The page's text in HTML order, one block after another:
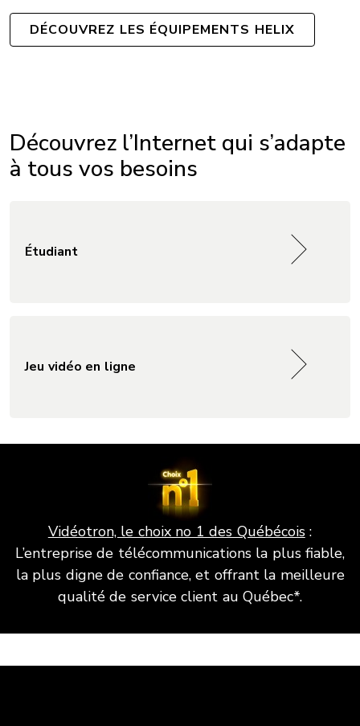
DÉCOUVREZ LES ÉQUIPEMENTS HELIX
Découvrez l’Internet qui s’adapte
à tous vos besoins
Étudiant
Jeu vidéo en ligne
Vidéotron, le choix no 1 des Québécois:
L’entreprise de télécommunications la plus fiable,
la plus digne de confiance, et offrant la meilleure
qualité de service client au Québec*.